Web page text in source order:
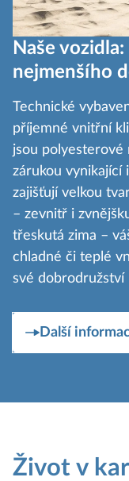
Naše
nejmenšího
Technické
příjemné vnitřní
jsou polyesterové
zárukou vynikající
zajišťují velkou
– zevnitř i
třeskutá zima –
chladné či teplé
své
Další
Život v